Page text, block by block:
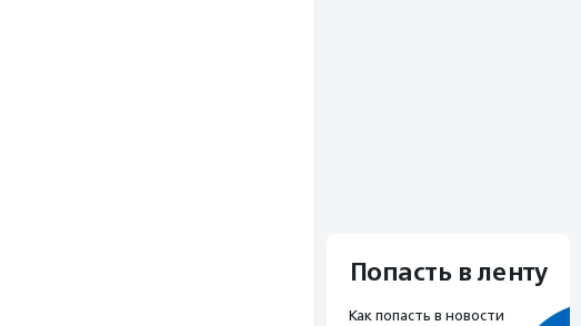
Попасть в ленту
Как попасть в новости